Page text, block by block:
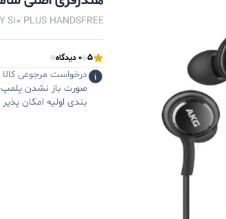
S10 PLUS HANDSFREE
5 0 دیدگاه
درخواست مرجوعی
صورت باز نشدن پلمپ
بندی اولیه امکان